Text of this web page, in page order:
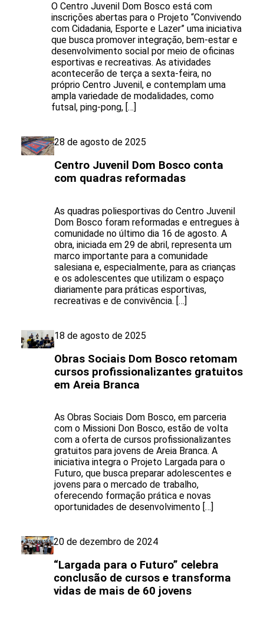
O Centro Juvenil Dom Bosco está com
inscrições abertas para o Projeto “Convivendo
com Cidadania, Esporte e Lazer” uma iniciativa
que busca promover integração, bem-estar e
desenvolvimento social por meio de oficinas
esportivas e recreativas. As atividades
acontecerão de terça a sexta-feira, no
próprio Centro Juvenil, e contemplam uma
ampla variedade de modalidades, como
futsal, ping-pong, […]
28 de agosto de 2025
Centro Juvenil Dom Bosco conta
com quadras reformadas
As quadras poliesportivas do Centro Juvenil
Dom Bosco foram reformadas e entregues à
comunidade no último dia 16 de agosto. A
obra, iniciada em 29 de abril, representa um
marco importante para a comunidade
salesiana e, especialmente, para as crianças
e os adolescentes que utilizam o espaço
diariamente para práticas esportivas,
recreativas e de convivência. […]
18 de agosto de 2025
Obras Sociais Dom Bosco retomam
cursos profissionalizantes gratuitos
em Areia Branca
As Obras Sociais Dom Bosco, em parceria
com o Missioni Don Bosco, estão de volta
com a oferta de cursos profissionalizantes
gratuitos para jovens de Areia Branca. A
iniciativa integra o Projeto Largada para o
Futuro, que busca preparar adolescentes e
jovens para o mercado de trabalho,
oferecendo formação prática e novas
oportunidades de desenvolvimento […]
20 de dezembro de 2024
“Largada para o Futuro” celebra
conclusão de cursos e transforma
vidas de mais de 60 jovens